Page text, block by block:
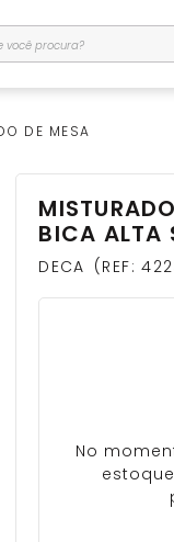
você procura?
DE MESA
BICA ALTA
DECA REF: